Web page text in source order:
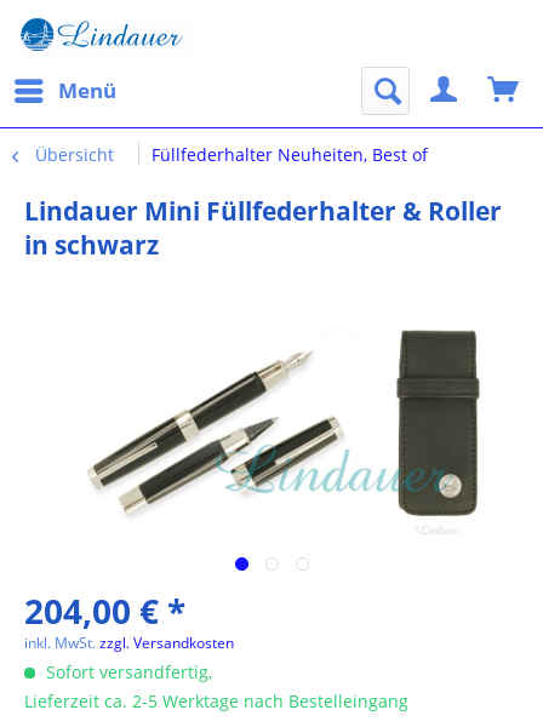
Menü
Übersicht Füllfederhalter Neuheiten, Best of
Lindauer Mini Füllfederhalter & Roller
in schwarz
204,00 € *
inkl. MwSt.zzgl. Versandkosten
Sofort versandfertig,
Lieferzeit ca. 2-5 Werktage nach Bestelleingang